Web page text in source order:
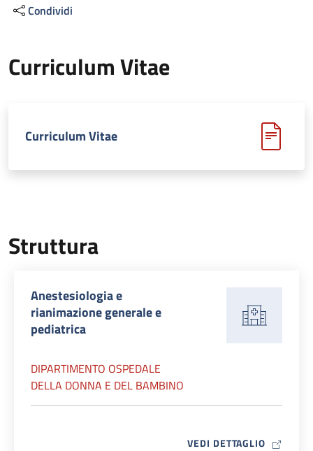
Condividi
Curriculum Vitae
Curriculum Vitae
Struttura
Anestesiologia e
rianimazione generale e
pediatrica
DIPARTIMENTO OSPEDALE
DELLA DONNA E DEL BAMBINO
VEDI DETTAGLIO MAP ICON